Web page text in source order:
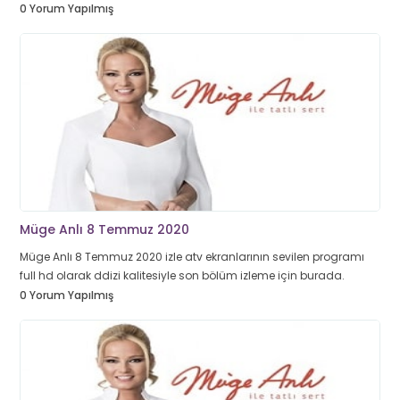
0 Yorum Yapılmış
Müge Anlı 8 Temmuz 2020
Müge Anlı 8 Temmuz 2020 izle atv ekranlarının sevilen programı
full hd olarak ddizi kalitesiyle son bölüm izleme için burada.
0 Yorum Yapılmış